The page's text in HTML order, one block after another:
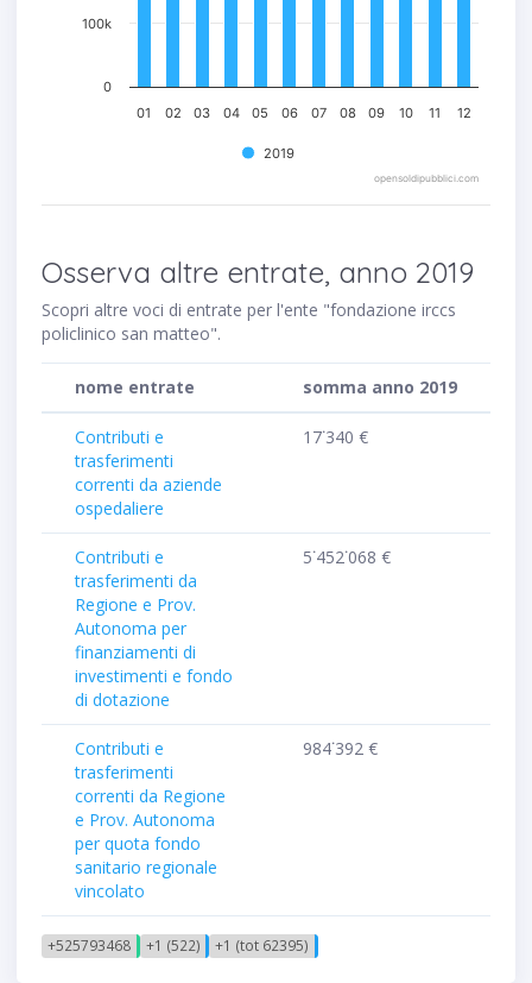
2019
01 08
02 03 04 05 06 07 09 10 11 12
0
100k
opensoldipubblici.com
Osserva altre entrate, anno 2019
Scopri altre voci di entrate per l'ente "fondazione irccs
policlinico san matteo".
nome entrate somma anno 2019
Contributi e
trasferimenti
correnti da aziende
ospedaliere
17˙340 €
Contributi e
trasferimenti da
Regione e Prov.
Autonoma per
finanziamenti di
investimenti e fondo
di dotazione
5˙452˙068 €
Contributi e
trasferimenti
correnti da Regione
e Prov. Autonoma
per quota fondo
sanitario regionale
vincolato
984˙392 €
+525793468 +1 (522) +1 (tot 62395)